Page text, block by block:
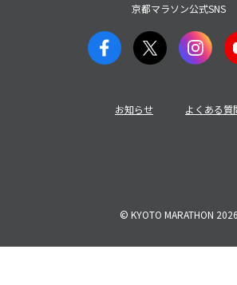
京都マラソン公式SNS
お知らせ よくある質
© KYOTO MARATHON 2026